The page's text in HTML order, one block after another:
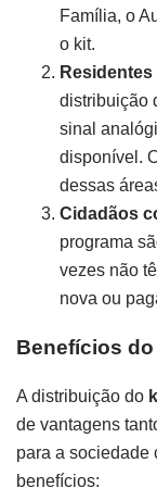
Família, o
o kit.
distribuição
sinal
disponível.
dessas
Cidadãos
programa
vezes não
nova ou
Benefícios
A distribuição do
de vantagens
para a sociedade
benefícios: